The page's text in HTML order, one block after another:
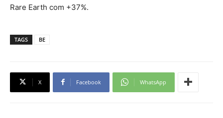
Rare Earth com +37%.
TAGS BE
X Facebook WhatsApp